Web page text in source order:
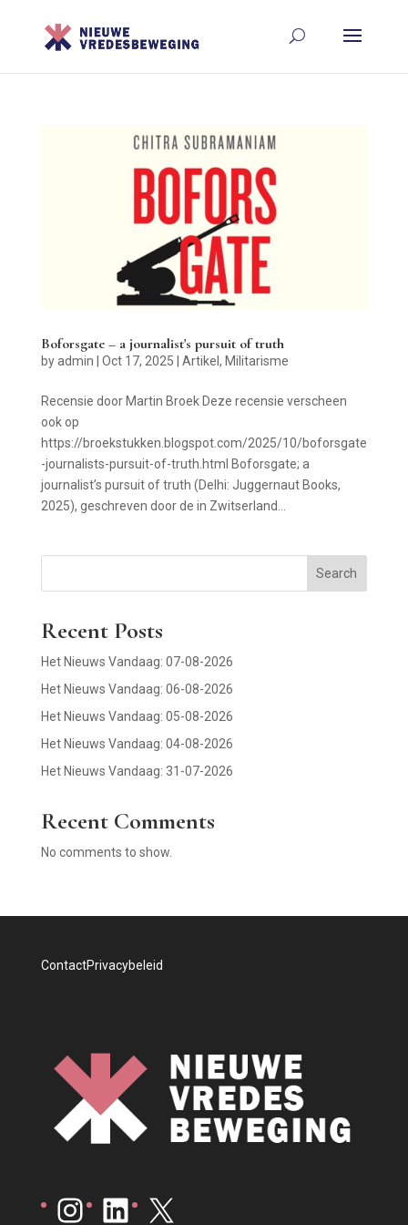
Boforsgate – a journalist's pursuit of truth
byadmin | Oct 17, 2025 | Artikel, Militarisme
Recensie door Martin Broek Deze recensie verscheen
ook op
https://broekstukken.blogspot.com/2025/10/boforsgate
-journalists-pursuit-of-truth.html Boforsgate; a
journalist’s pursuit of truth (Delhi: Juggernaut Books,
2025), geschreven door de in Zwitserland...
Search
Recent Posts
Het Nieuws Vandaag: 07-08-2026
Het Nieuws Vandaag: 06-08-2026
Het Nieuws Vandaag: 05-08-2026
Het Nieuws Vandaag: 04-08-2026
Het Nieuws Vandaag: 31-07-2026
Recent Comments
No comments to show.
ContactPrivacybeleid
Instagram
LinkedIn
X